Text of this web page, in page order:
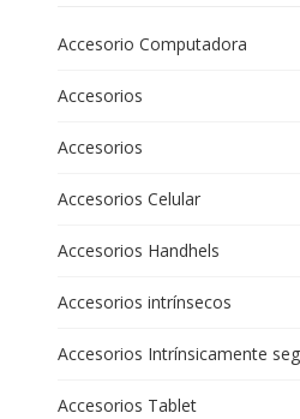
Accesorio Computadora
Accesorios
Accesorios
Accesorios Celular
Accesorios Handhels
Accesorios intrínsecos
Accesorios Intrínsicamente
Accesorios Tablet